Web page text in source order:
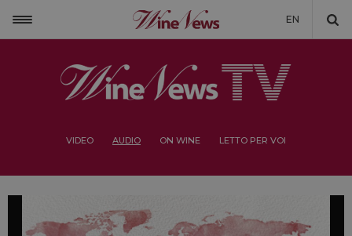
EN
VIDEO AUDIO ON WINE LETTO PER VOI